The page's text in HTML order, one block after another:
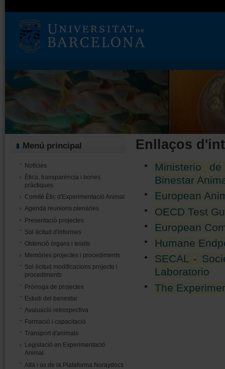
Menú principal
Notícies
Ètica, transparència i bones
pràctiques
Comitè Ètic d'Experimentació Animal
Agenda reunions plenàries
Presentació projectes
Sol·licitud d'informes
Obtenció òrgans i teixits
Memòries projectes i procediments
Sol·licitud modificacions projecte i
procediments
Pròrroga de projectes
Estudi del benestar
Avaluació retrospectiva
Formació i capacitació
Transport d'animals
Legislació en Experimentació
Animal
Alta i ús de la Plataforma Noraydocs
Enllaços
Ministerio
Binestar
European
OECD Test
European
Humane
SECAL -
Laboratorio
The